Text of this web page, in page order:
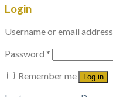
Login
Username or email address
Password *
Remember me
Log in